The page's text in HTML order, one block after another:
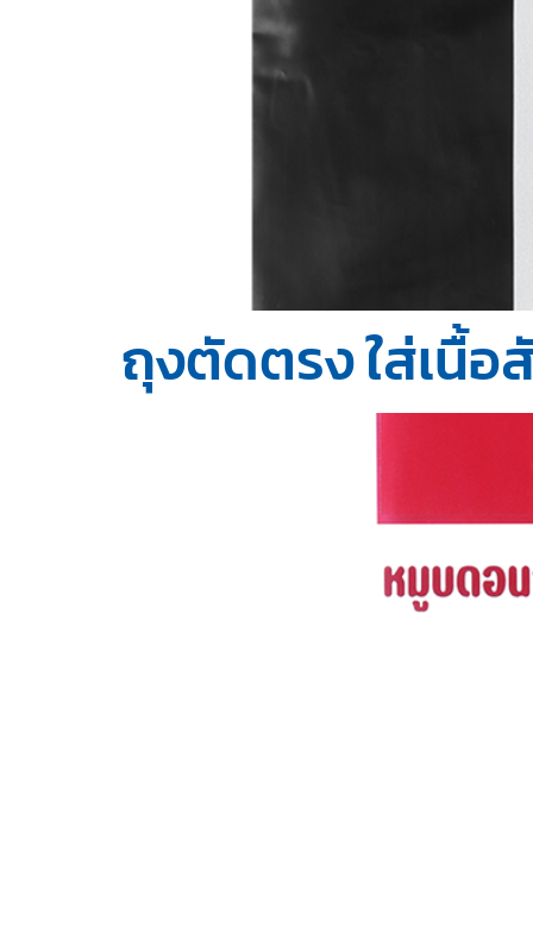
ถุงตัดตรง ใส่เนื้อ